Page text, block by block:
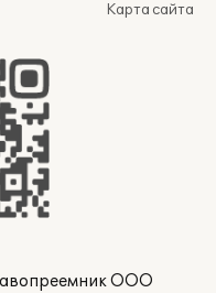
Карта сайта
ООО